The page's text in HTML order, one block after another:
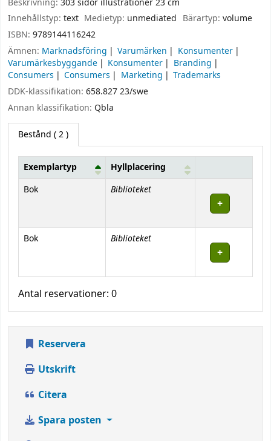
Innehållstyp: text Medietyp: unmediated Bärartyp: volume
ISBN: 9789144116242
Ämnen: Marknadsföring Varumärken
Konsumenter
Varumärkesbyggande
Konsumenter
Branding
Consumers
Consumers Marketing
Trademarks
DDK-klassifikation: 658.827 23/swe
Annan klassifikation: Qbla
Bestånd ( 2 )
Bestånd
Exemplartyp
Hyllplacering
Bok
Biblioteket
Bok Biblioteket
Antal reservationer: 0
Reservera
Utskrift
Citera
Spara posten